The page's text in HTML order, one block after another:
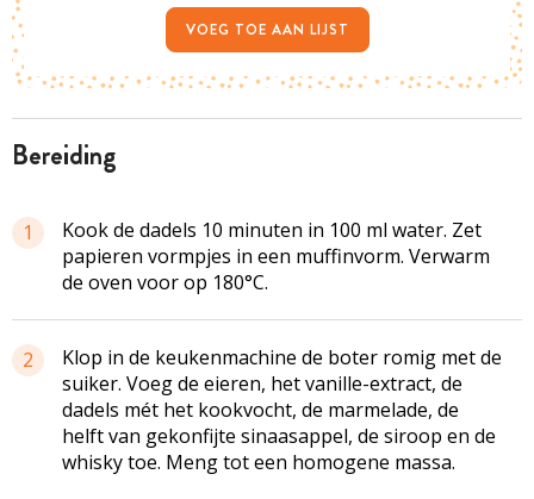
bereiding
1
Kook de dadels 10 minuten in 100 ml water. Zet
papieren vormpjes in een muffinvorm. Verwarm
de oven voor op 180°C.
2
Klop in de keukenmachine de boter romig met de
suiker. Voeg de eieren, het vanille-extract, de
dadels mét het kookvocht, de marmelade, de
helft van gekonfijte sinaasappel, de siroop en de
whisky toe. Meng tot een homogene massa.
VOEG TOE AAN LIJST